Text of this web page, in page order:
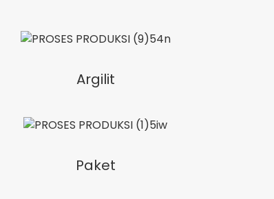
Argilit
Paket